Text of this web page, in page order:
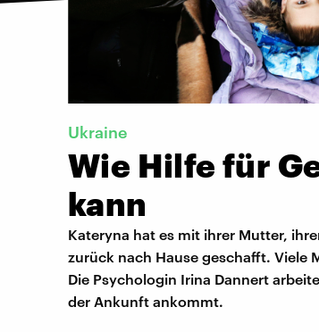
Ukraine
Wie Hilfe für
kann
Kateryna hat es mit ihrer Mutter,
zurück nach Hause geschafft. Viele
Die Psychologin Irina Dannert
der Ankunft ankommt.